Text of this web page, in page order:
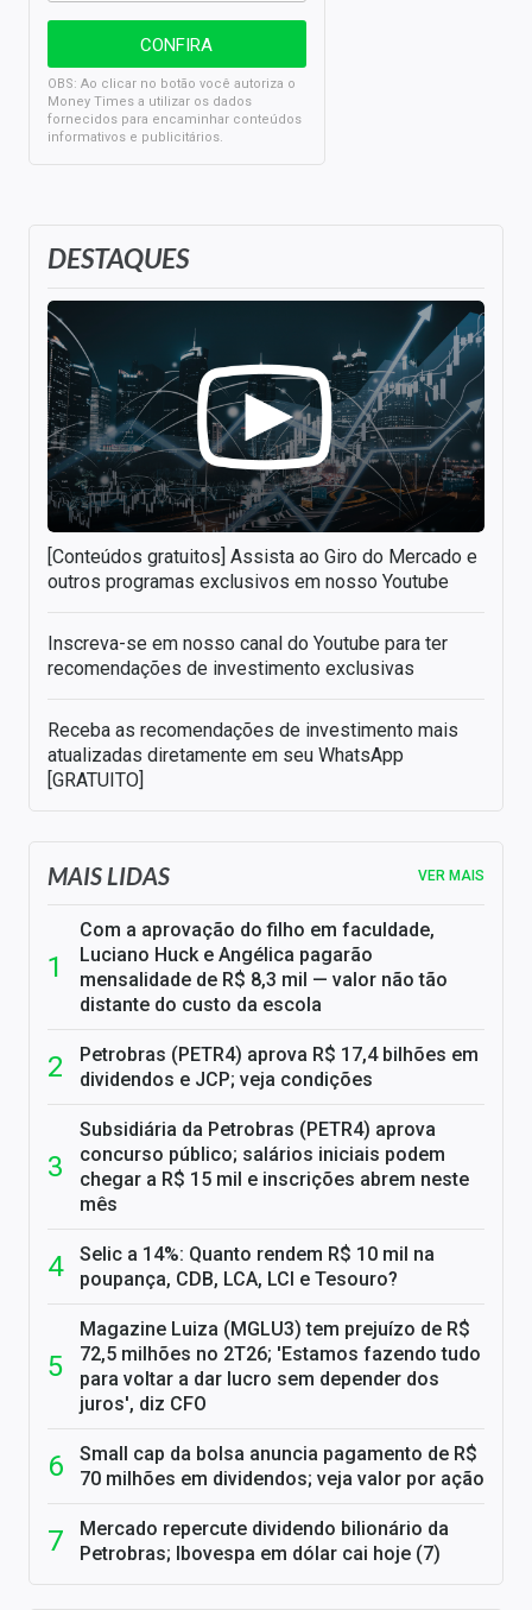
DESTAQUES
[Conteúdos gratuitos] Assista ao Giro do Mercado e
outros programas exclusivos em nosso Youtube
Inscreva-se em nosso canal do Youtube para ter
recomendações de investimento exclusivas
Receba as recomendações de investimento mais
atualizadas diretamente em seu WhatsApp
[GRATUITO]
OBS: Ao clicar no botão você autoriza o
Money Times a utilizar os dados
fornecidos para encaminhar conteúdos
informativos e publicitários.
MAIS LIDAS VER MAIS
Com a aprovação do filho em faculdade,
Luciano Huck e Angélica pagarão
mensalidade de R$ 8,3 mil — valor não tão
distante do custo da escola
Petrobras (PETR4) aprova R$ 17,4 bilhões em
dividendos e JCP; veja condições
Subsidiária da Petrobras (PETR4) aprova
concurso público; salários iniciais podem
chegar a R$ 15 mil e inscrições abrem neste
mês
Selic a 14%: Quanto rendem R$ 10 mil na
poupança, CDB, LCA, LCI e Tesouro?
Magazine Luiza (MGLU3) tem prejuízo de R$
72,5 milhões no 2T26; 'Estamos fazendo tudo
para voltar a dar lucro sem depender dos
juros', diz CFO
Small cap da bolsa anuncia pagamento de R$
70 milhões em dividendos; veja valor por ação
Mercado repercute dividendo bilionário da
Petrobras; Ibovespa em dólar cai hoje (7)